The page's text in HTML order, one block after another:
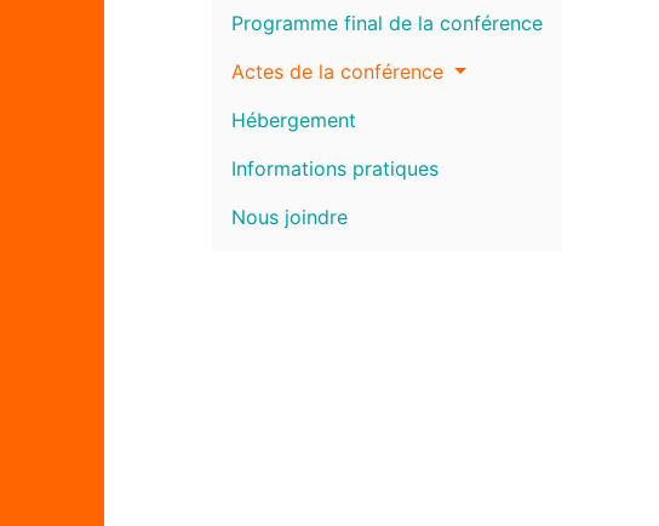
Programme final de la conférence
Actes de la conférence
Hébergement
Informations pratiques
Nous joindre